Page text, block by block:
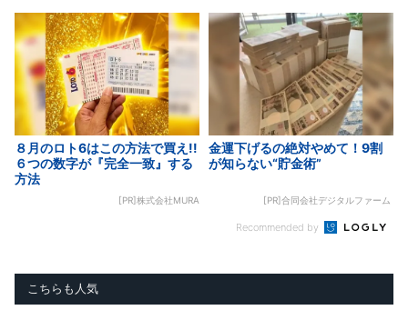
８月のロト6はこの方法で買え!!
６つの数字が『完全一致』する
方法
[PR]株式会社MURA
金運下げるの絶対やめて！9割
が知らない“貯金術”
[PR]合同会社デジタルファーム
Recommended by
こちらも人気